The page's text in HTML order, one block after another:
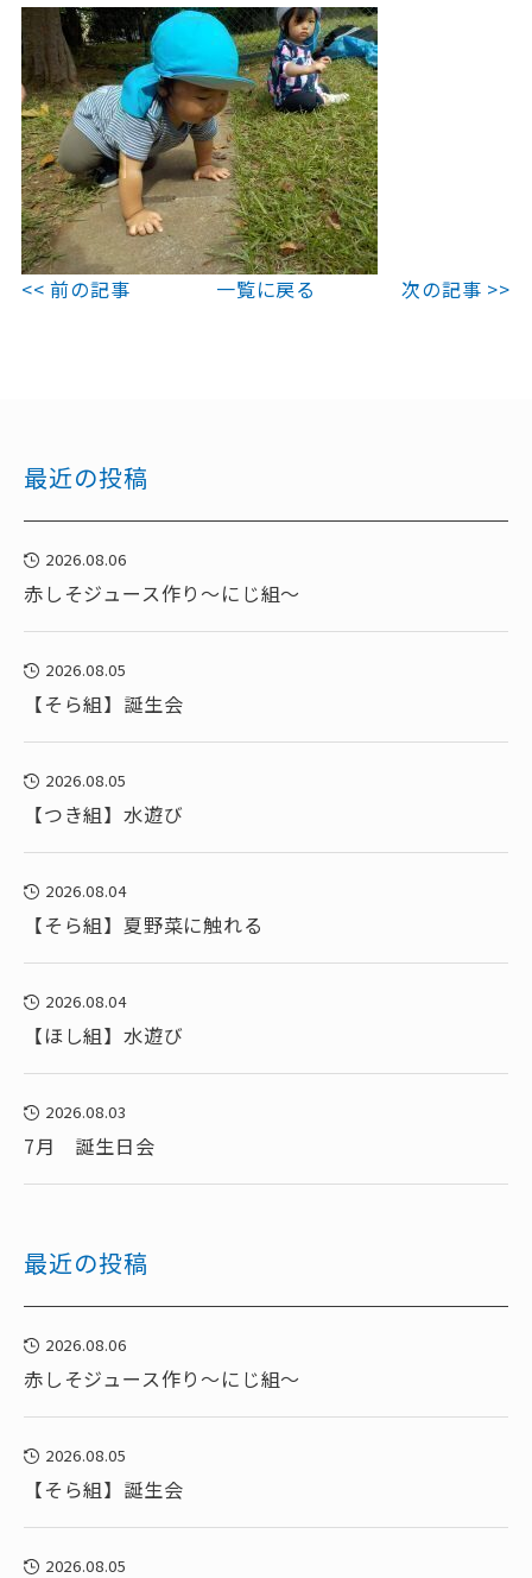
<< 前の記事 一覧に戻る 次の記事 >>
最近の投稿
2026.08.06
赤しそジュース作り～にじ組～
2026.08.05
【そら組】誕生会
2026.08.05
【つき組】水遊び
2026.08.04
【そら組】夏野菜に触れる
2026.08.04
【ほし組】水遊び
2026.08.03
7月 誕生日会
最近の投稿
2026.08.06
赤しそジュース作り～にじ組～
2026.08.05
【そら組】誕生会
2026.08.05